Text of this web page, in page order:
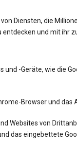
Diensten, die
entdecken und mit ihr
und -Geräte, wie die
Browser und das
Websites von
das eingebettete